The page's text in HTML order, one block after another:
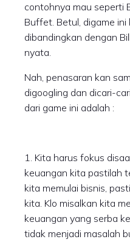
contohnya mau seperti
Buffet. Betul, digame
dibandingkan dengan
nyata.
Nah, penasaran kan
digoogling dan dicari-
dari game ini adalah :
1. Kita harus fokus
keuangan kita pastilah
kita memulai bisnis,
kita. Klo misalkan kita
keuangan yang serba
tidak menjadi masalah